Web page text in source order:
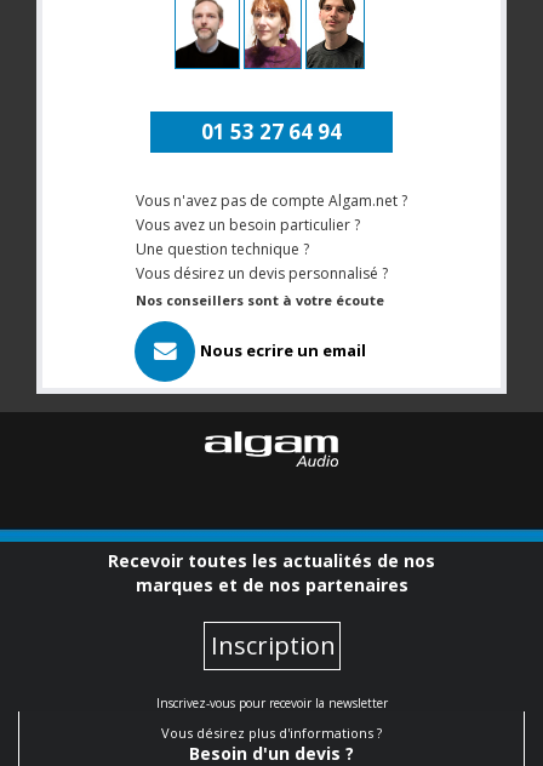
01 53 27 64 94
Vous n'avez pas de compte Algam.net ?
Vous avez un besoin particulier ?
Une question technique ?
Vous désirez un devis personnalisé ?
Nos conseillers sont à votre écoute
Nous ecrire un email
Recevoir toutes les actualités de nos
marques et de nos partenaires
Inscription
Inscrivez-vous pour recevoir la newsletter
Vous désirez plus d'informations ?
Besoin d'un devis ?